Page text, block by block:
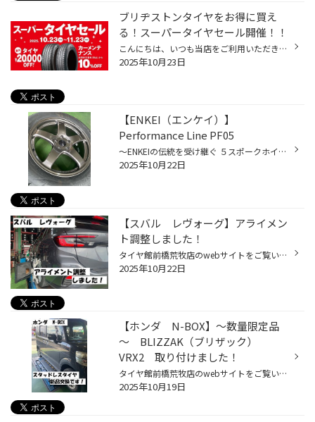
ブリヂストンタイヤをお得に買え
る！スーパータイヤセール開催！！
こんにちは、いつも当店をご利用いただきましてありがとうございます。 コクピット・タイヤ館では、ブリヂストンタイヤをお得に買える！ スーパータイヤセールを開催いたします！ ブリヂストンのタイヤを4本ご購入で最大20,000OFF！ タイヤをお得にご購入頂けるチャンスです！ 夏タイヤの交換やスタ...
2025年10月23日
【ENKEI（エンケイ）】
Performance Line PF05
～ENKEIの伝統を受け継ぐ ５スポークホイール～ 高度な設計技術と最新製法により高い次元でバランスを整えたホイールです。 サイズ：19ｘ8.0 5/114.3 45 カラー：ダークシルバー
2025年10月22日
【スバル レヴォーグ】アライメン
ト調整しました！
タイヤ館前橋荒牧店のwebサイトをご覧いただきまして誠にありがとうございます。 今回はスバルのステーションワゴン 【レヴォーグ】のアライメント調整のご紹介です。 こちらのおクルマ ・前輪 トー ・前輪 キャンバー ・後輪 トー 計 ３か所が調整可能となっております。 ・後輪の調整 まずは後輪...
2025年10月22日
【ホンダ N-BOX】～数量限定品
～ BLIZZAK（ブリザック）
VRX2 取り付けました！
タイヤ館前橋荒牧店のwebサイトをご覧いただきまして誠にありがとうございます。 今回はホンダの軽自動車 【N-BOX】の冬用タイヤ新品交換のご紹介です。 少しばかり冬タイヤ装着は早い感じも致しますが、気づいてみたら既に１０月。 気候に惑わされておりますが、冬までもう目前でした(；´∀｀） さ...
2025年10月19日